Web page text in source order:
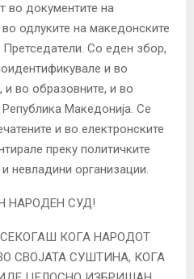
во документите на
одлуките на македонските
Со еден збор,
и во
и во образовните, и во
Република Македонија. Се
и во електронските
преку политичките
невладини организации.
НАРОДЕН СУД!
КОГА НАРОДОТ
СВОЈАТА СУШТИНА, КОГА